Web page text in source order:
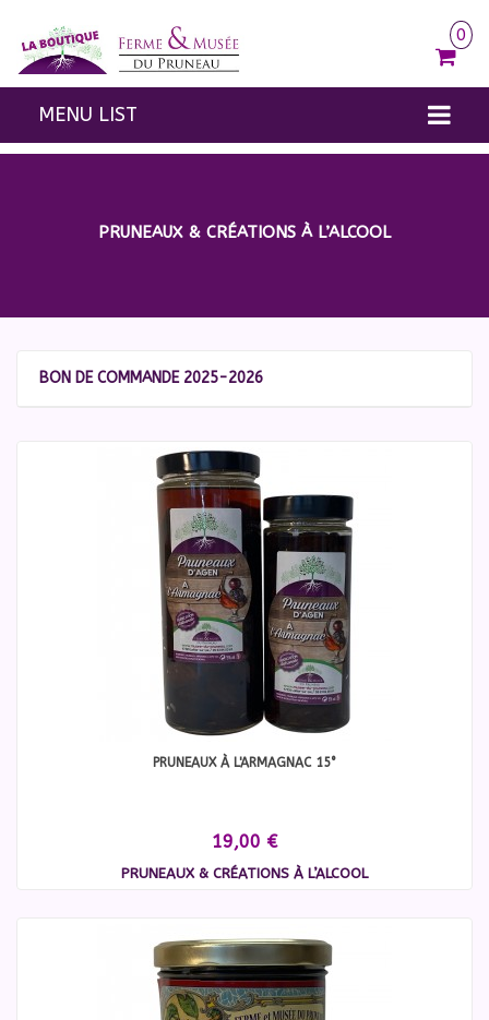
0
MENU LIST
LE SUCRÉPRUNEAUX & CRÉATIONS À L’ALCOOL
BON DE COMMANDE 2025-2026
PRUNEAUX À L'ARMAGNAC 15°
19,00 €
PRUNEAUX & CRÉATIONS À L’ALCOOL